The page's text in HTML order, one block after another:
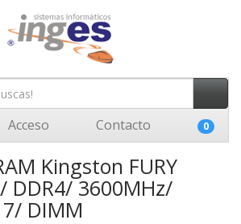
Acceso Contacto 0
Kingston FURY
DDR4/ 3600MHz/
DIMM